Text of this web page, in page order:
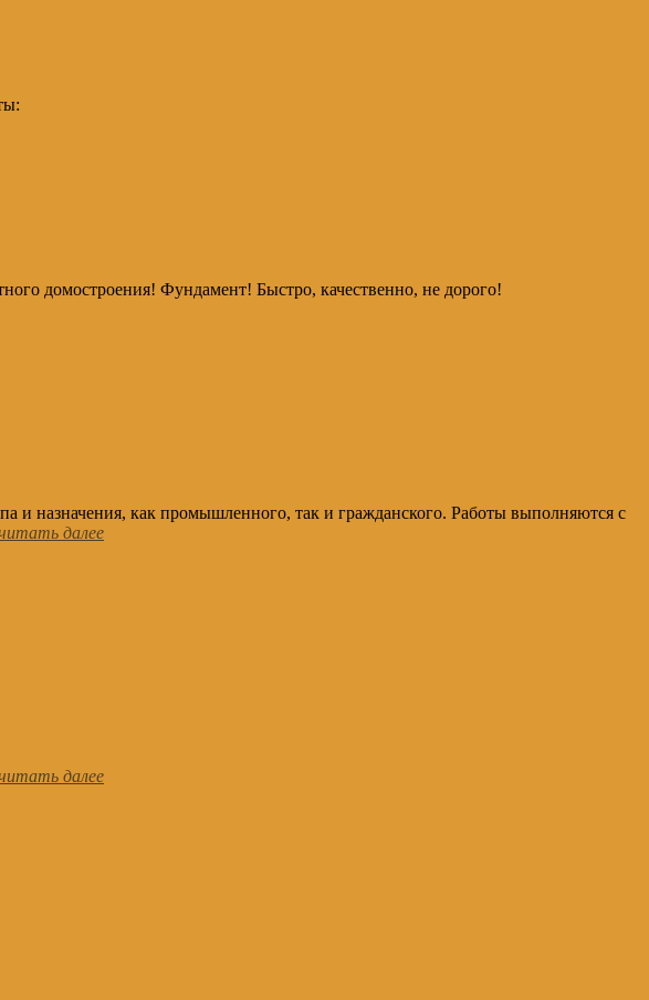
домостроения! Фундамент! Быстро, качественно, не дорого!
и назначения, как промышленного, так и гражданского. Работы выполняются с
далее
далее